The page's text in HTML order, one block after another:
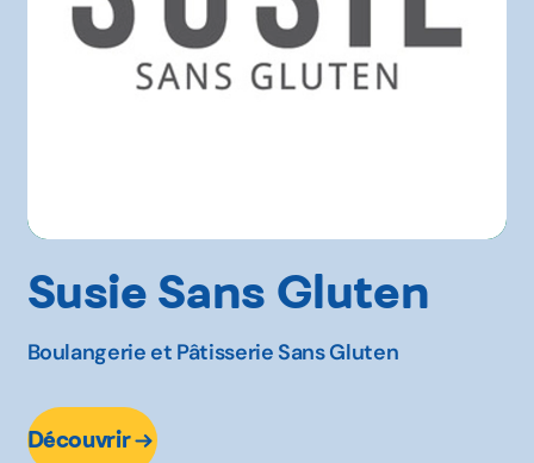
Susie Sans Gluten
Boulangerie et Pâtisserie Sans Gluten
Découvrir